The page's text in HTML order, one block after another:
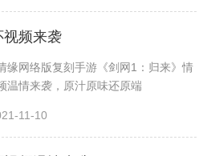
视频来袭
缘网络版复刻手游《剑网1：归来》情
温情来袭，原汁原味还原端
11-10